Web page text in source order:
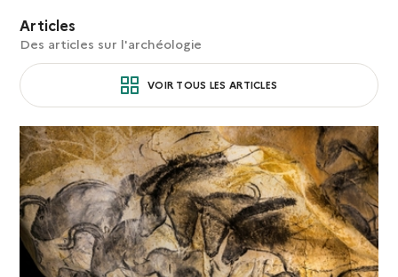
Articles
Des articles sur l'archéologie
VOIR TOUS LES ARTICLES